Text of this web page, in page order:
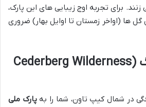
برای تجربه اوج زیبایی های این پارک،
ها (اواخر زمستان تا اوایل بهار) ضروری
پارک ملی سدربرگ (Cederberg Wilderness
پارک ملی